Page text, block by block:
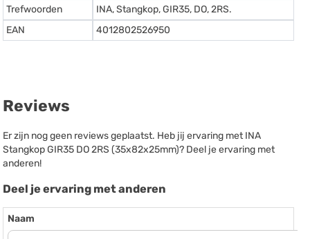
Trefwoorden
INA, Stangkop, GIR35, DO, 2RS.
EAN
4012802526950
Reviews
Er zijn nog geen reviews geplaatst. Heb jij ervaring met INA
Stangkop GIR35 DO 2RS (35x82x25mm)? Deel je ervaring met
anderen!
Deel je ervaring met anderen
Naam